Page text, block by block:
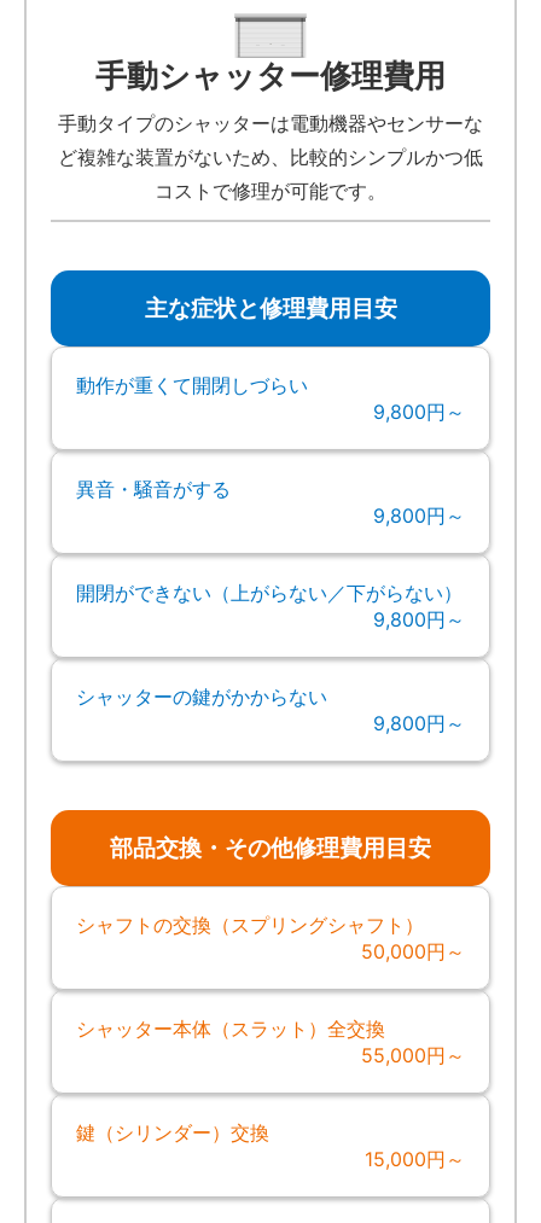
手動シャッター修理費用
手動タイプのシャッターは電動機器やセンサーな
ど複雑な装置がないため、比較的シンプルかつ低
コストで修理が可能です。
主な症状と修理費用目安
動作が重くて開閉しづらい
9,800円～
異音・騒音がする
9,800円～
開閉ができない（上がらない／下がらない）
9,800円～
シャッターの鍵がかからない
9,800円～
部品交換・その他修理費用目安
シャフトの交換（スプリングシャフト）
50,000円～
シャッター本体（スラット）全交換
55,000円～
鍵（シリンダー）交換
15,000円～